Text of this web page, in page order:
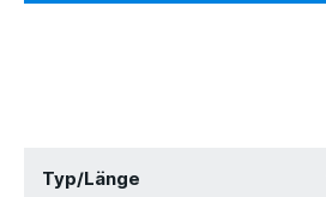
Typ/Länge